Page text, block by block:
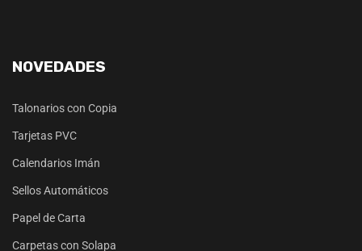
NOVEDADES
Talonarios con Copia
Tarjetas PVC
Calendarios Imán
Sellos Automáticos
Papel de Carta
Carpetas con Solapa